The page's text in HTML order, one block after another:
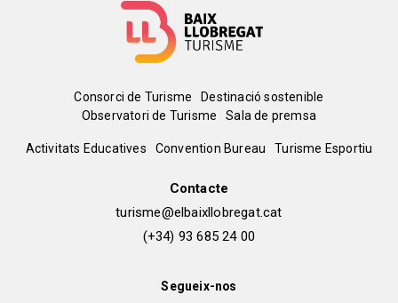
Menú
del
Consorci de Turisme
Destinació sostenible
Observatori de Turisme
Sala de premsa
Peu
Activitats Educatives Convention Bureau Turisme Esportiu
Contacte
turisme@elbaixllobregat.cat
(+34) 93 685 24 00
Segueix-nos